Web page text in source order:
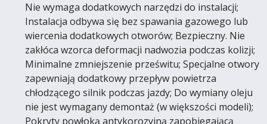
Nie wymaga dodatkowych narzędzi do instalacji;
Instalacja odbywa się bez spawania gazowego lub
wiercenia dodatkowych otworów; Bezpieczny. Nie
zakłóca wzorca deformacji nadwozia podczas kolizji;
Minimalne zmniejszenie prześwitu; Specjalne otwory
zapewniają dodatkowy przepływ powietrza
chłodzącego silnik podczas jazdy; Do wymiany oleju
nie jest wymagany demontaż (w większości modeli);
Pokryty powłoką antykorozyjną zapobiegającą